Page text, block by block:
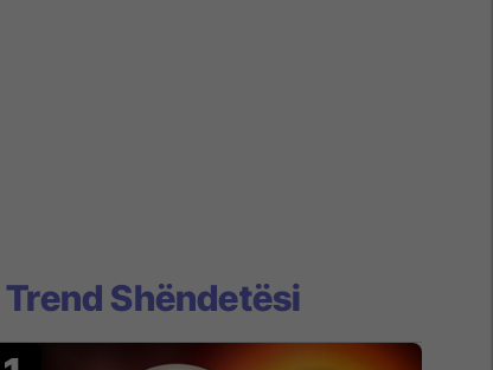
Trend Shëndetësi